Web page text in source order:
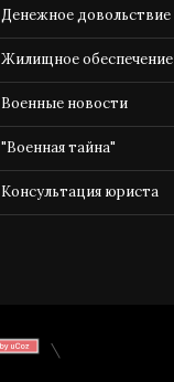
Денежное довольствие
Жилищное обеспечение
Военные новости
"Военная тайна"
Консультация юриста